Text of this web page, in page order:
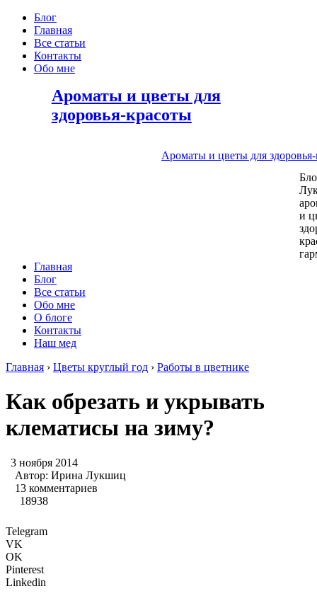
Блог
Главная
Все статьи
Контакты
Обо мне
Ароматы и цветы для
здоровья-красоты
Ароматы и цветы для
и
Главная
Блог
Все статьи
Обо мне
О блоге
Контакты
Наш мед
Главная › Цветы круглый год › Работы в цветнике
Как обрезать и укрывать
клематисы на зиму?
3 ноября 2014
Автор: Ирина Лукшиц
13 комментариев
18938
Telegram
VK
OK
Pinterest
Linkedin